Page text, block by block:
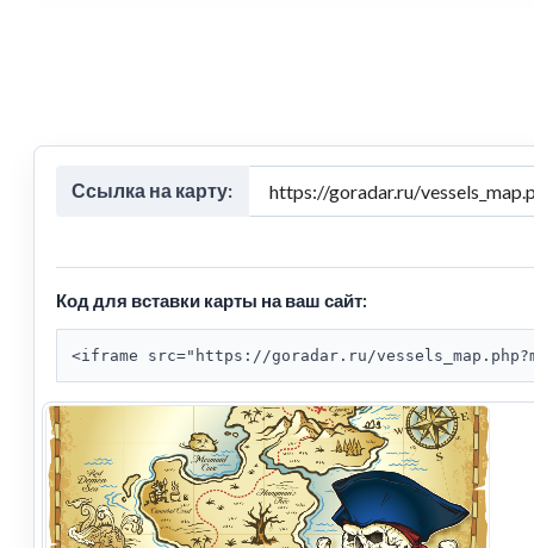
Ссылка на карту:
Код для вставки карты на ваш сайт:
<iframe src="https://goradar.ru/